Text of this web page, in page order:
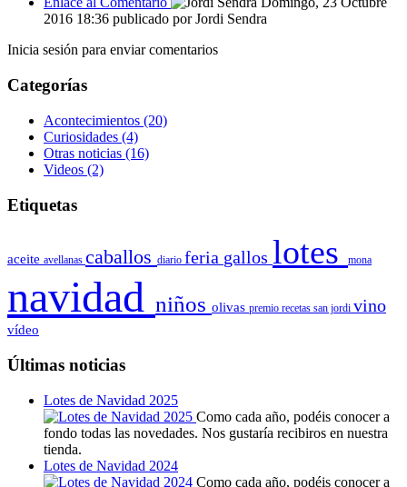
2016 18:36 publicado porJordi Sendra
Inicia sesión para enviar comentarios
Categorías
Acontecimientos (20)
Curiosidades (4)
Otras noticias (16)
Videos (2)
Etiquetas
aceite avellanas caballos diario feria gallos lotes mona
navidad niños olivas premio recetas san jordi vino
vídeo
Últimas noticias
Lotes de Navidad 2025
Como cada año, podéis conocer a
fondo todas las novedades. Nos gustaría recibiros en nuestra
tienda.
Lotes de Navidad 2024
Como cada año, podéis conocer a